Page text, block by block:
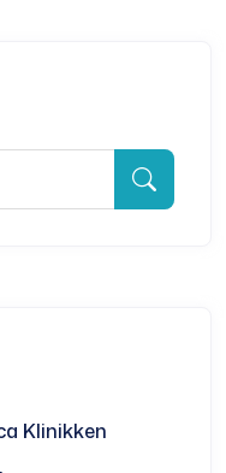
Klinikken